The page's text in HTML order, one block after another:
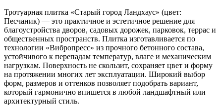
Тротуарная плитка «Старый город Ландхаус» (цвет:
Песчаник) — это практичное и эстетичное решение для
благоустройства дворов, садовых дорожек, парковок, террас и
общественных пространств. Плитка изготавливается по
технологии «Вибропресс» из прочного бетонного состава,
устойчивого к перепадам температур, влаге и механическим
нагрузкам. Поверхность не скользит, сохраняет цвет и форму
на протяжении многих лет эксплуатации. Широкий выбор
форм, размеров и оттенков позволяет подобрать вариант,
который гармонично впишется в любой ландшафтный или
архитектурный стиль.